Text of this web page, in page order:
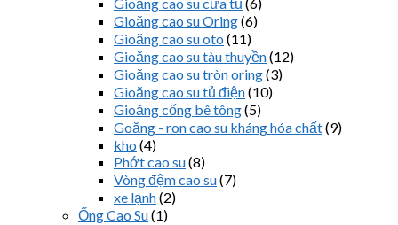
Gioăng cao su Oring(6)
Gioăng cao su oto (11)
Gioăng cao su tàu thuyền(12)
Gioăng cao su tròn oring(3)
Gioăng cao su tủ điện(10)
Gioăng cống bê tông(5)
Goăng - ron cao su kháng hóa chất(9)
kho (4)
Phớt cao su(8)
Vòng đệm cao su(7)
xe lạnh(2)
Ống Cao Su(1)